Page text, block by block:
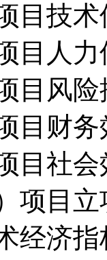
术
力
险
务
会
立项
济指